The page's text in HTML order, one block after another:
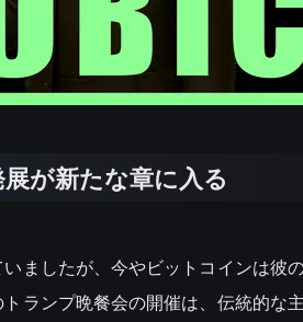
が新たな章に入る
ましたが、今やビットコインは彼
ランプ晩餐会の開催は、伝統的な